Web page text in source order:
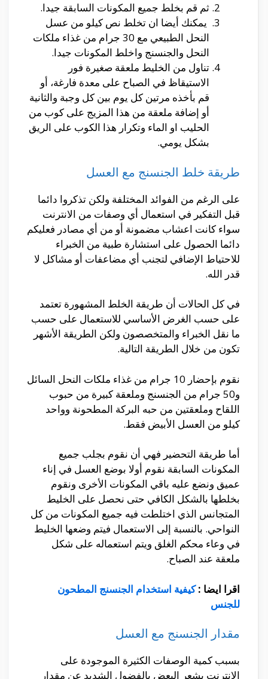
ثم قم بخلط جميع المكونات السابقة جيدا.
يمكنك أيضا ان تخلط نص كيلو من عسل
النحل الطبيعي مع 30 جرام من غذاء ملكات
النحل والجنسنج واخلط المكونات جيدا.
تناول من الخليط ملعقة صغيرة فور
الاستيقاظ في الصباح على معدة فارغة، أو
قم بأخذه مرتين كل يوم بين كل وجبة والثانية
أو إضافة ملعقة من هذا المزيج على كوب من
الحليب او الماء وتكرار هذا الكوب على الريق
بشكل يومي.
طريقة خلط الجنسنج مع العسل
على الرغم من الفوائد المختلفة ولكن تذكروا دائما
قبل التفكير في استعمال أي وصفات من الانترنت
سواء كانت اعشاب مضمونة أو من أي مصادر فعليكم
دائما الحصول على استشارة طبية من الخبراء
للاحتياط الإضافي لتجنب أي مضاعفات أو مشاكل لا
قدر الله.
في كل الحالات أن طريقة الخلط المشهورة تعتمد
على حسب الغرض الأساسي للاستعمال على حسب
ما نقل الخبراء والمتخصصون ولكن الطريقة الأشهر
تكون من خلال الطريقة التالية.
نقوم بإحضار 10 جرام من غذاء ملكات النحل السائل
و50 جرام من الجنسنج وملعقة كبيرة من حبوب
اللقاح وملعقتين من حبه البركة المطحونة وواحد
كيلو من العسل الأبيض فقط.
أما طريقة التحضير فهي أن نقوم بجلب جميع
المكونات السابقة نقوم أولا بوضع العسل في إناء
عميق ونضع عليه باقي المكونات الأخرى ونقوم
بخلطها بالشكل الكافي حتى نحصل على الخليط
المتجانس الذي اختلطت فيه جميع المكونات من كل
النواحي. بالنسبة إلى الاستعمال فيتم وضعها الخليط
في وعاء محكم الغلق ويتم استعماله على شكل
ملعقة عند الصباح.
اقرا ايضا :كيفية استخدام الجنسنج المطحون
للجنس
مقدار الجنسنج مع العسل
بسبب كمية الوصفات الكثيرة الموجودة على
الانترنت يشعر البعض بالفضول الشديد عن مقدار